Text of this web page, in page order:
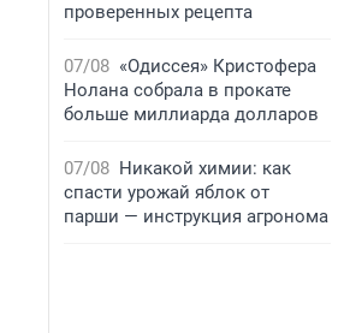
проверенных рецепта
07/08 «Одиссея» Кристофера
Нолана собрала в прокате
больше миллиарда долларов
07/08 Никакой химии: как
спасти урожай яблок от
парши — инструкция агронома